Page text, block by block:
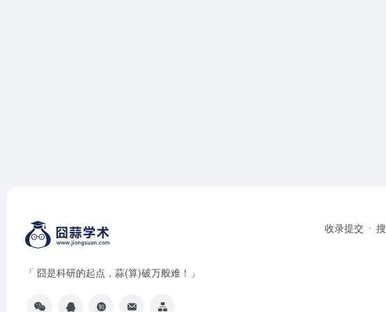
「 囧是科研的起点，蒜(算)破万般难！」
收录提交